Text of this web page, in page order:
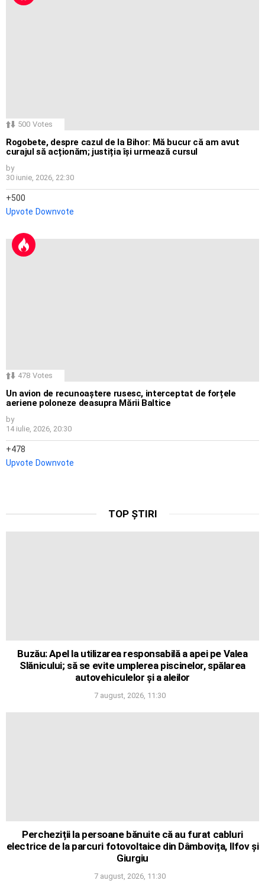
500 Votes
Rogobete, despre cazul de la Bihor: Mă bucur că am avut
curajul să acționăm; justiția își urmează cursul
by
30 iunie, 2026, 22:30
500
Upvote Downvote
478 Votes
Un avion de recunoaștere rusesc, interceptat de forțele
aeriene poloneze deasupra Mării Baltice
by
14 iulie, 2026, 20:30
478
Upvote Downvote
TOP ȘTIRI
Buzău: Apel la utilizarea responsabilă a apei pe Valea
Slănicului; să se evite umplerea piscinelor, spălarea
autovehiculelor și a aleilor
7 august, 2026, 11:30
Percheziții la persoane bănuite că au furat cabluri
electrice de la parcuri fotovoltaice din Dâmbovița, Ilfov și
Giurgiu
7 august, 2026, 11:30